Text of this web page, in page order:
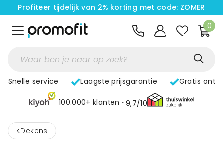
Profiteer tijdelijk van 2% korting met code: ZOMER
0
Snelle service Laagste prijsgarantie Gratis
100.000+ klanten 9,7/10
< Dekens